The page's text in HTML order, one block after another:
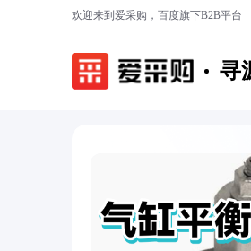
欢迎来到爱采购，百度旗下B2B平台
寻